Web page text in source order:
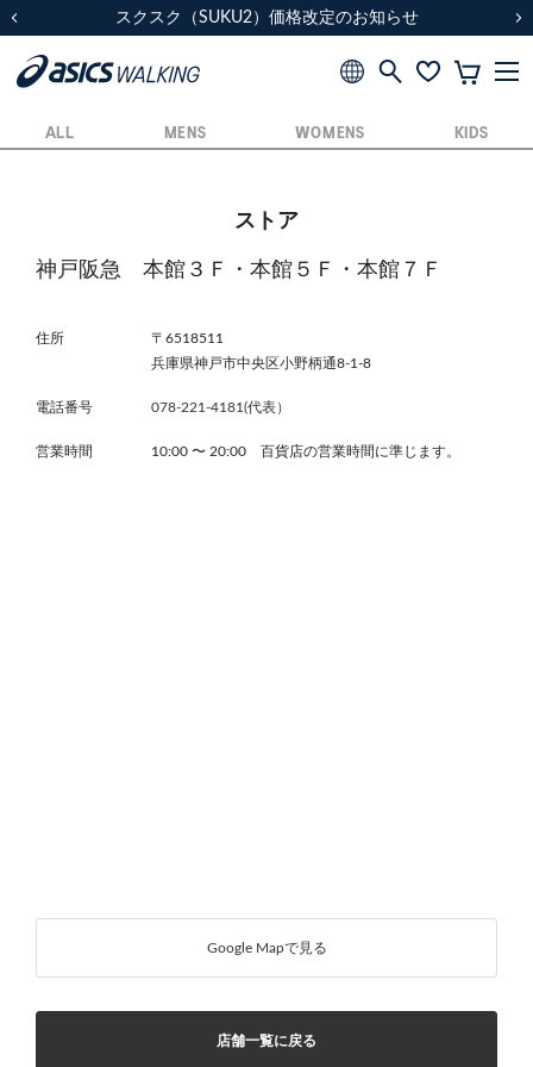
スクスク（SUKU2）価格改定のお知らせ
配送に関するお知らせ
スクスク（SUKU2）価格改定のお知らせ
配送に関するお知らせ
ALL MENS WOMENS KIDS
ストア
神戸阪急 本館３Ｆ・本館５Ｆ・本館７Ｆ
住所
〒6518511
兵庫県神戸市中央区小野柄通8-1-8
電話番号 078-221-4181(代表）
営業時間 10:00 〜 20:00 百貨店の営業時間に準じます。
Google Mapで見る
店舗一覧に戻る